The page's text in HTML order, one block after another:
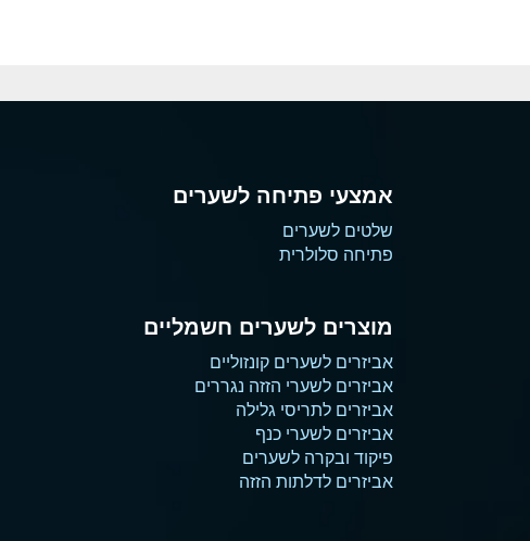
אמצעי פתיחה לשערים
שלטים לשערים
פתיחה סלולרית
מוצרים לשערים חשמליים
אביזרים לשערים קונזוליים
אביזרים לשערי הזזה נגררים
אביזרים לתריסי גלילה
אביזרים לשערי כנף
פיקוד ובקרה לשערים
אביזרים לדלתות הזזה